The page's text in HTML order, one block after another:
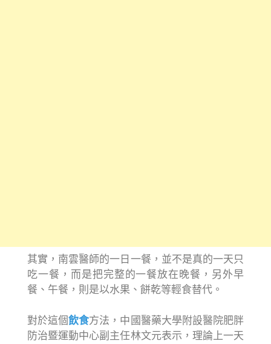
其實，南雲醫師的一日一餐，並不是真的一天只
吃一餐，而是把完整的一餐放在晚餐，另外早
餐、午餐，則是以水果、餅乾等輕食替代。
對於這個飲食方法，中國醫藥大學附設醫院肥胖
防治暨運動中心副主任林文元表示，理論上一天